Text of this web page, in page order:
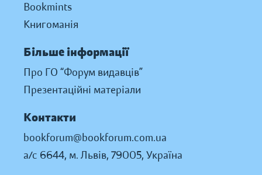
Bookmints
Книгоманія
Більше інформації
Про ГО “Форум видавців”
Презентаційні матеріали
Контакти
bookforum@bookforum.com.ua
а/с 6644, м. Львів, 79005, Україна